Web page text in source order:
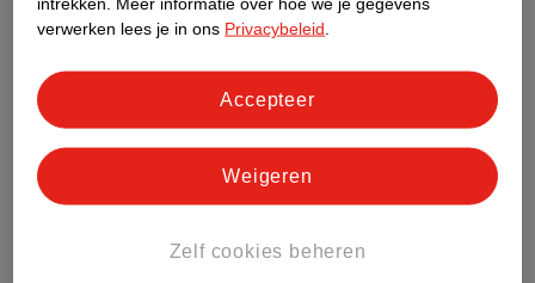
verwerken lees je in ons Privacybeleid
Zelf cookies beheren
Weigeren
Accepteer